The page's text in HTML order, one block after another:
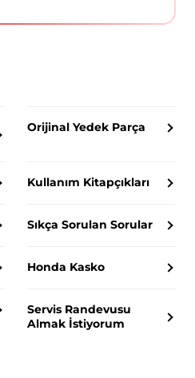
Orijinal Yedek Parça
Kullanım Kitapçıkları
Sıkça Sorulan Sorular
Honda Kasko
Servis Randevusu
Almak İstiyorum